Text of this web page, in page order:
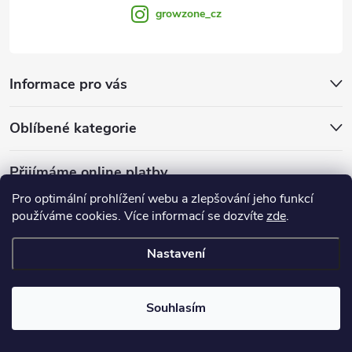
Pro optimální prohlížení webu a zlepšování jeho funkcí
používáme cookies. Více informací se dozvítezde.
Nastavení
Souhlasím
growzone_cz
Informace pro vás
Oblíbené kategorie
Přijímáme online platby
nastavení cookies